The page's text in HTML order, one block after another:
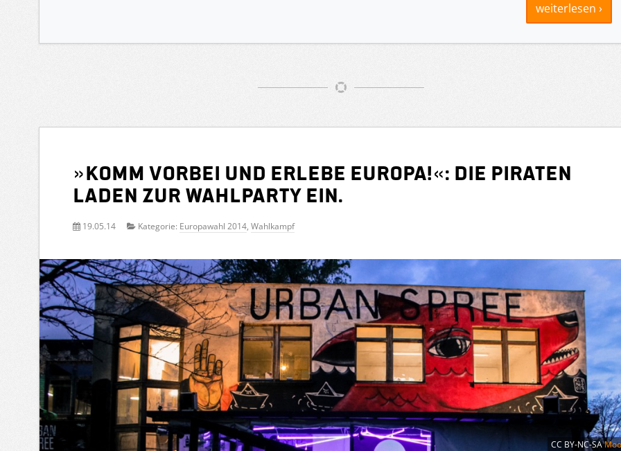
weiterlesen ›
»Komm vorbei und erlebe Europa!«: Die PIRATEN
laden zur Wahlparty ein.
19.05.14 Kategorie: Europawahl 2014, Wahlkampf
CC BY-NC-SA